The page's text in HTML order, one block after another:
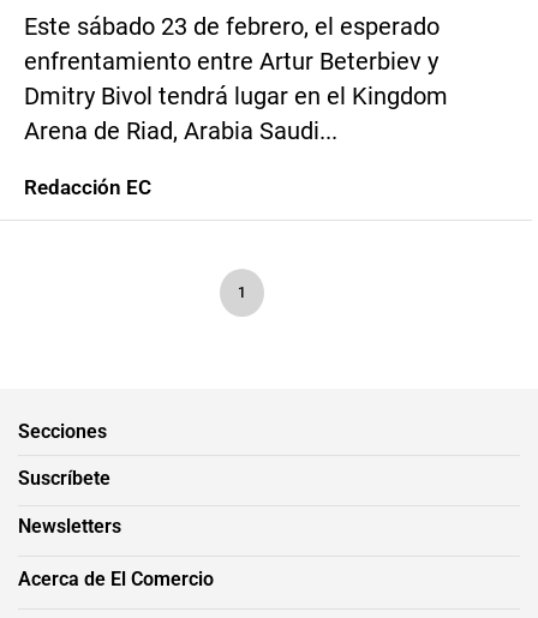
Este sábado 23 de febrero, el esperado
enfrentamiento entre Artur Beterbiev y
Dmitry Bivol tendrá lugar en el Kingdom
Arena de Riad, Arabia Saudi...
Redacción EC
1
Secciones
Suscríbete
Newsletters
Acerca de El Comercio